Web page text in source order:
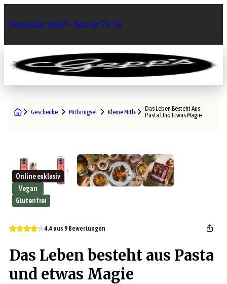
Summer Sale¹– bis zu 70 %
0
Geschenke Mitbringsel Kleine MitbringselDas Leben Besteht Aus
Pasta Und Etwas Magie
Online exklusiv
Vegan
Glutenfrei
4.4 aus 9 Bewertungen
Das Leben besteht aus Pasta
und etwas Magie